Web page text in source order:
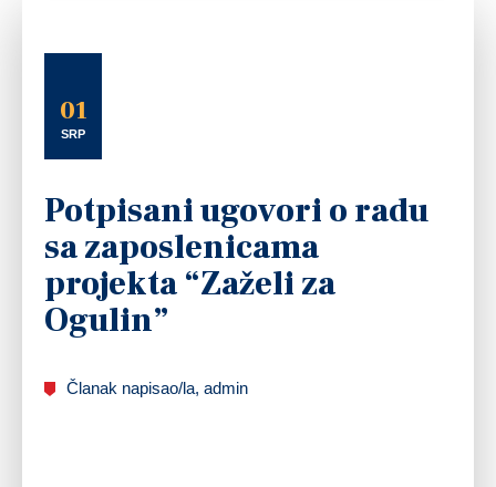
01
SRP
Potpisani ugovori o radu
sa zaposlenicama
projekta “Zaželi za
Ogulin”
Članak napisao/la, admin